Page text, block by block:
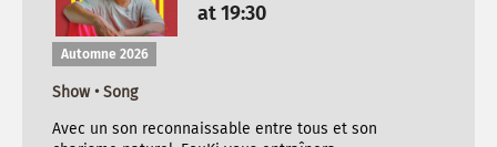
at 19:30
Automne 2026
Show • Song
Avec un son reconnaissable entre tous et son